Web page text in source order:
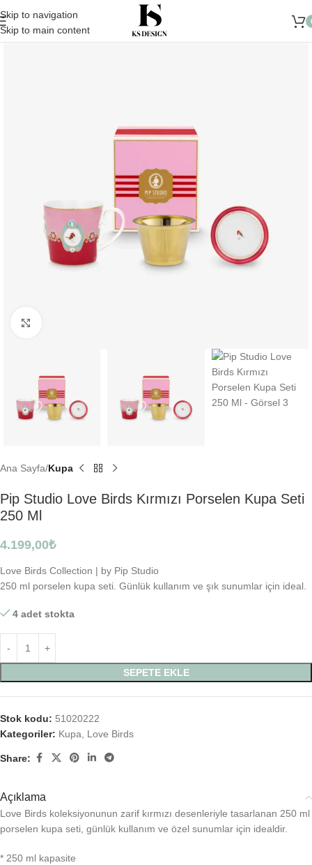
Skip to navigation
Skip to main content
10.000 TL üzeri Alışverişlerinizde Kargo Ücretsiz
Ana Sayfa Kupa
Pip Studio Love Birds Kırmızı Porselen Kupa Seti
250 Ml
4.199,00₺
Love Birds Collection | by Pip Studio
250 ml porselen kupa seti. Günlük kullanım ve şık sunumlar için ideal.
4 adet stokta
SEPETE EKLE
Stok kodu: 51020222
Kategoriler: Kupa, Love Birds
Share:
Açıklama
Love Birds koleksiyonunun zarif kırmızı desenleriyle tasarlanan 250 ml
porselen kupa seti, günlük kullanım ve özel sunumlar için idealdir.
* 250 ml kapasite